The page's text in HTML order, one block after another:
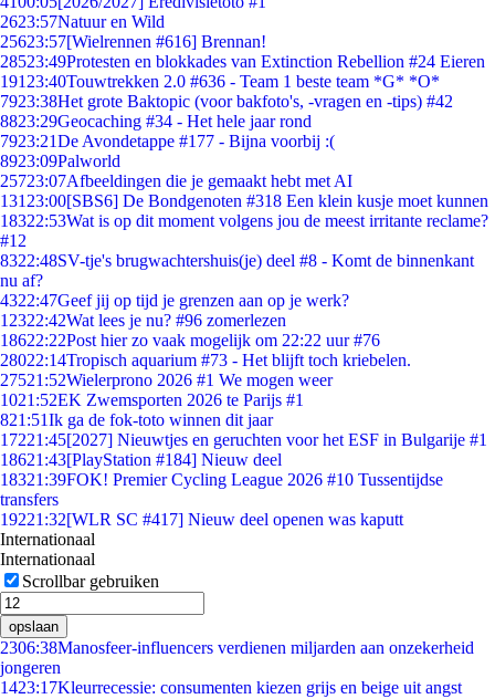
2623:57Natuur en Wild
25623:57[Wielrennen #616] Brennan!
28523:49Protesten en blokkades van Extinction Rebellion #24 Eieren
191 23:40Touwtrekken 2.0 #636 - Team 1 beste team *G* *O*
7923:38Het grote Baktopic (voor bakfoto's, -vragen en -tips) #42
8823:29Geocaching #34 - Het hele jaar rond
7923:21De Avondetappe #177 - Bijna voorbij :(
8923:09Palworld
25723:07Afbeeldingen die je gemaakt hebt met AI
131 23:00[SBS6] De Bondgenoten #318 Een klein kusje moet kunnen
18322:53Wat is op dit moment volgens jou de meest irritante reclame?
#12
8322:48SV-tje's brugwachtershuis(je) deel #8 - Komt de binnenkant
nu af?
4322:47Geef jij op tijd je grenzen aan op je werk?
12322:42Wat lees je nu? #96 zomerlezen
18622:22Post hier zo vaak mogelijk om 22:22 uur #76
28022:14Tropisch aquarium #73 - Het blijft toch kriebelen.
27521:52Wielerprono 2026 #1 We mogen weer
1021:52EK Zwemsporten 2026 te Parijs #1
821:51Ik ga de fok-toto winnen dit jaar
17221:45[2027] Nieuwtjes en geruchten voor het ESF in Bulgarije #1
18621:43[PlayStation #184] Nieuw deel
18321:39FOK! Premier Cycling League 2026 #10 Tussentijdse
transfers
19221:32[WLR SC #417] Nieuw deel openen was kaputt
Internationaal
Internationaal
Scrollbar gebruiken
opslaan
2306:38Manosfeer-influencers verdienen miljarden aan onzekerheid
jongeren
1423:17Kleurrecessie: consumenten kiezen grijs en beige uit angst